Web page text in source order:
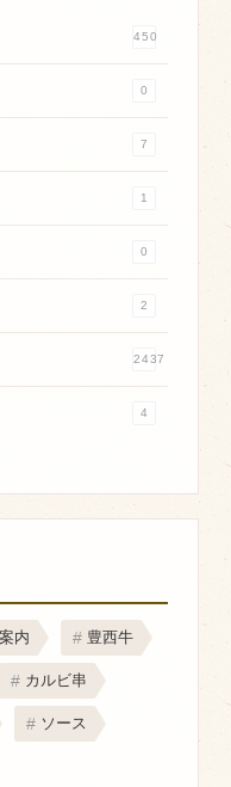
450
0
7
1
0
2
2437
4
内 豊西牛
カルビ串
ソース